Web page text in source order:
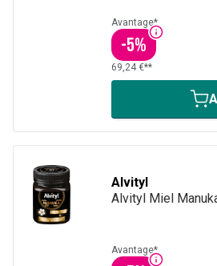
Avantage*
-5%
69,24 €**
Alvityl
Alvityl Miel
Avantage*